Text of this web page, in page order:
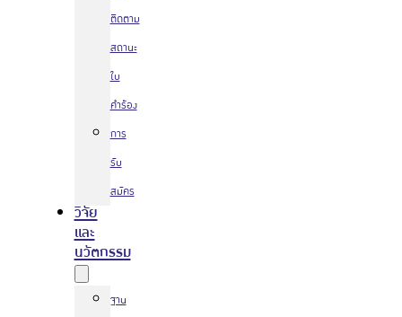
ติดตาม
สถานะ
ใบ
คำร้อง
การ
รับ
สมัคร
วิจัย
และ
นวัตกรรม
ฐาน